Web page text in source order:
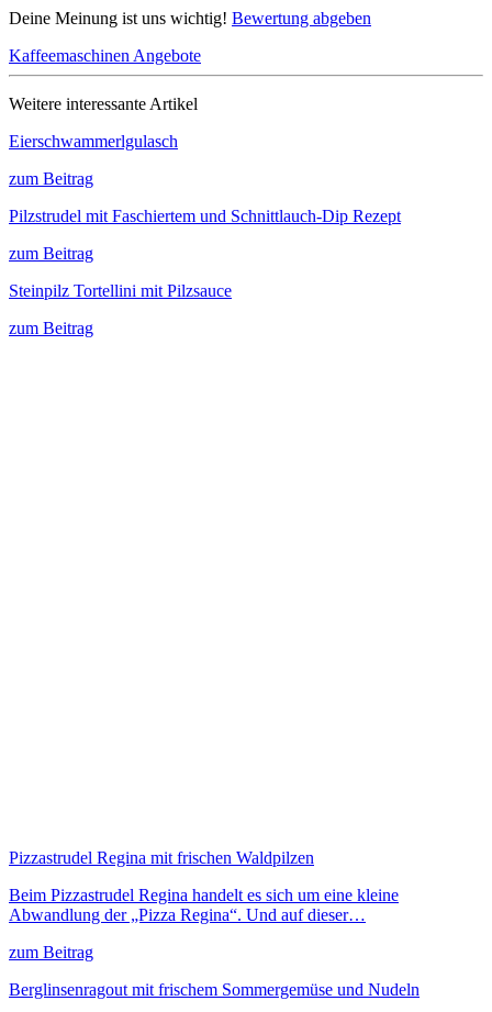
Deine Meinung ist uns wichtig! Bewertung abgeben
Kaffeemaschinen Angebote
Weitere interessante Artikel
Eierschwammerlgulasch
zum Beitrag
Pilzstrudel mit Faschiertem und Schnittlauch-Dip Rezept
zum Beitrag
Steinpilz Tortellini mit Pilzsauce
zum Beitrag
Pizzastrudel Regina mit frischen Waldpilzen
Beim Pizzastrudel Regina handelt es sich um eine kleine
Abwandlung der „Pizza Regina“. Und auf dieser…
zum Beitrag
Berglinsenragout mit frischem Sommergemüse und Nudeln